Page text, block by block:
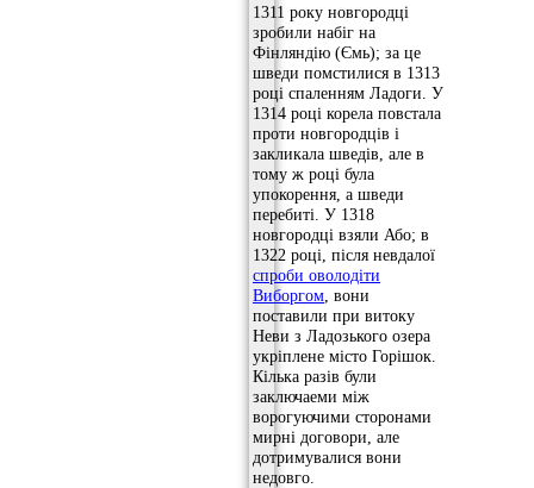
1311 року новгородці
зробили набіг на
Фінляндію (Ємь); за це
шведи помстилися в 1313
році спаленням Ладоги. У
1314 році корела повстала
проти новгородців і
закликала шведів, але в
тому ж році була
упокорення, а шведи
перебиті. У 1318
новгородці взяли Або; в
1322 році, після невдалої
спроби оволодіти
Виборгом , вони
поставили при витоку
Неви з Ладозького озера
укріплене місто Горішок.
Кілька разів були
заключаеми між
ворогуючими сторонами
мирні договори, але
дотримувалися вони
недовго.